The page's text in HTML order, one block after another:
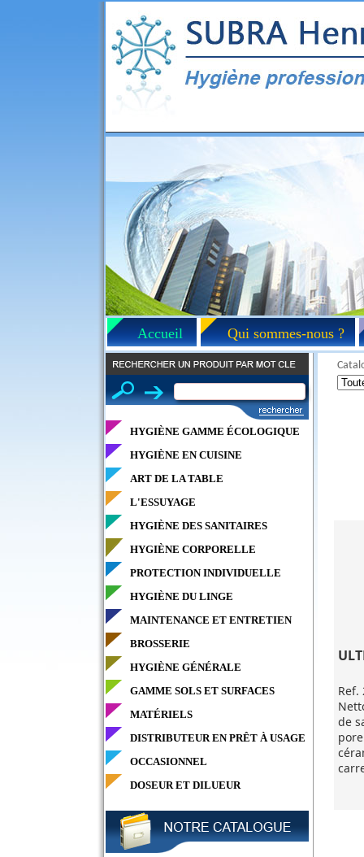
Accueil Qui sommes-nous ?
HYGIÈNE GAMME ÉCOLOGIQUE
HYGIÈNE EN CUISINE
ART DE LA TABLE
L'ESSUYAGE
HYGIÈNE DES SANITAIRES
HYGIÈNE CORPORELLE
PROTECTION INDIVIDUELLE
HYGIÈNE DU LINGE
MAINTENANCE ET ENTRETIEN
BROSSERIE
HYGIÈNE GÉNÉRALE
GAMME SOLS ET SURFACES
MATÉRIELS
DISTRIBUTEUR EN PRÊT À USAGE
OCCASIONNEL
DOSEUR ET DILUEUR
Ref.
de